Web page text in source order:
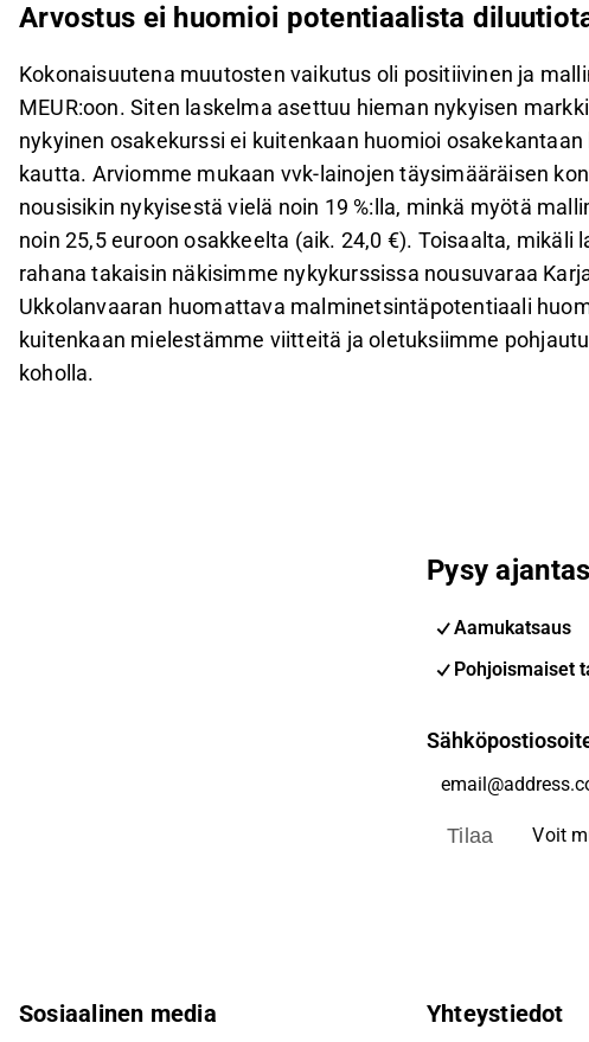
Arvostus ei huomioi potentiaalista
Kokonaisuutena muutosten vaikutus oli positiivinen ja
MEUR:oon. Siten laskelma asettuu hieman nykyisen
nykyinen osakekurssi ei kuitenkaan huomioi
kautta. Arviomme mukaan vvk-lainojen täysimääräisen
nousisikin nykyisestä vielä noin 19 %:lla, minkä myötä
noin 25,5 euroon osakkeelta (aik. 24,0 €). Toisaalta,
rahana takaisin näkisimme nykykurssissa nousuvaraa
Ukkolanvaaran huomattava malminetsintäpotentiaali
kuitenkaan mielestämme viitteitä ja oletuksiimme
koholla.
Pysy
Aamukatsaus
Pohjoismaiset
Tilaa Voit
Sosiaalinen media Yhteystiedot